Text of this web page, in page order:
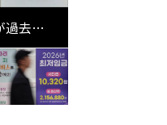
過去最
制を点